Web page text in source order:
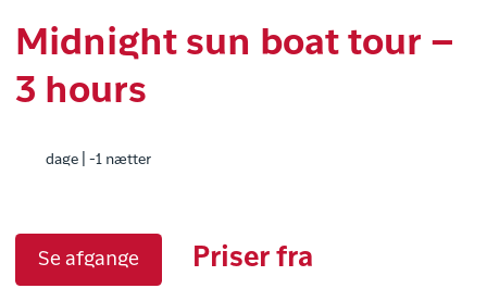
Midnight sun boat tour –
3 hours
dage | -1 nætter
Se afgange Priser fra